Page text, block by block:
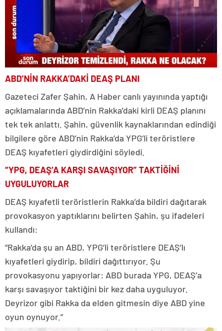
ABD’NİN RAKKA’DAKİ DEAŞ PLANI
Gazeteci Zafer Şahin, A Haber canlı yayınında yaptığı
açıklamalarında ABD’nin Rakka’daki kirli DEAŞ planını
tek tek anlattı. Şahin, güvenlik kaynaklarından edindiği
bilgilere göre ABD’nin Rakka’da YPG’li teröristlere
DEAŞ kıyafetleri giydirdiğini söyledi.
“YPG, DEAŞ’A KARŞI SAVAŞIYOR” TAKTİĞİNİ
UYGULUYORLAR
DEAŞ kıyafetli teröristlerin Rakka’da bildiri dağıtarak
provokasyon yaptıklarını belirten Şahin, şu ifadeleri
kullandı:
“Rakka’da şu an ABD, YPG’li teröristlere DEAŞ’lı
kıyafetleri giydirip, bildiri dağıttırıyor. Şu
provokasyonu yapıyorlar: ABD burada YPG, DEAŞ’a
karşı savaşıyor taktiğini bir kez daha uyguluyor.
Deyrizor gibi Rakka da elden gitmesin diye ABD yine
oyun oynuyor.”